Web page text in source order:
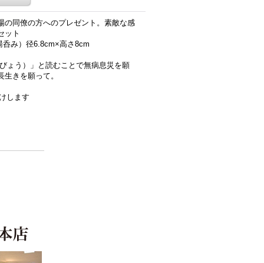
の同僚の方へのプレゼント。素敵な感
ット
み）径6.8cm×高さ8cm
ょう）」と読むことで無病息災を願
きを願って。
します